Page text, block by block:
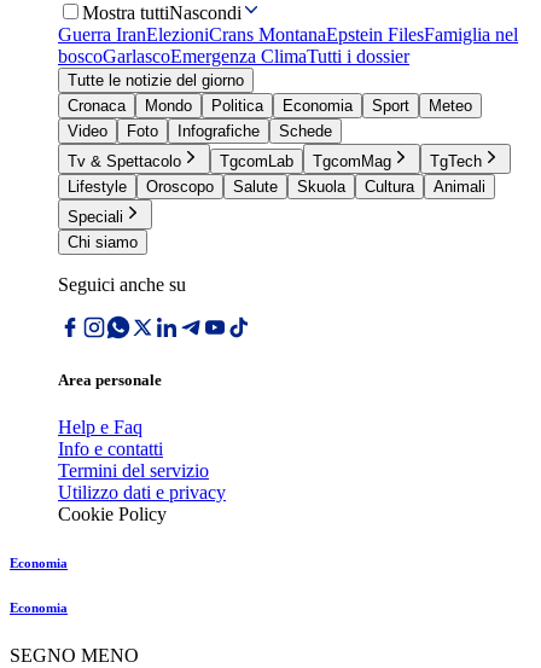
Mostra tuttiNascondi
Guerra IranElezioniCrans MontanaEpstein FilesFamiglia nel
boscoGarlascoEmergenza ClimaTutti i dossier
Tutte le notizie del giorno
Cronaca
Mondo Politica Economia Sport
Meteo
Video
Foto Infografiche
Schede
Tv & Spettacolo
TgcomLab TgcomMag
TgTech
Lifestyle
Oroscopo Salute Skuola Cultura
Animali
Speciali
Chi siamo
Seguici anche su
Area personale
Help e Faq
Info e contatti
Termini del servizio
Utilizzo dati e privacy
Cookie Policy
Economia
Economia
SEGNO MENO